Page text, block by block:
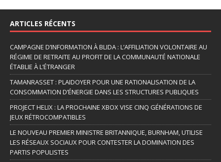
ARTICLES RÉCENTS
CAMPAGNE D’INFORMATION À BLIDA : L’AFFILIATION VOLONTAIRE AU
RÉGIME DE RETRAITE AU PROFIT DE LA COMMUNAUTÉ NATIONALE
ÉTABLIE À L’ÉTRANGER
TAMANRASSET : PLAIDOYER POUR UNE RATIONALISATION DE LA
CONSOMMATION D’ÉNERGIE DANS LES STRUCTURES PUBLIQUES
PROJECT HELIX : LA PROCHAINE XBOX VISE CINQ GÉNÉRATIONS DE
JEUX RÉTROCOMPATIBLES
LE NOUVEAU PREMIER MINISTRE BRITANNIQUE, BURNHAM, UTILISE
LES RÉSEAUX SOCIAUX POUR CONTESTER LA DOMINATION DES
PARTIS POPULISTES